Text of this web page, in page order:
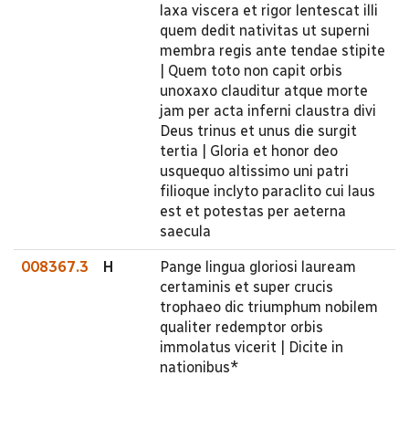
laxa viscera et rigor lentescat illi
quem dedit nativitas ut superni
membra regis ante tendae stipite
| Quem toto non capit orbis
unoxaxo clauditur atque morte
jam per acta inferni claustra divi
Deus trinus et unus die surgit
tertia | Gloria et honor deo
usquequo altissimo uni patri
filioque inclyto paraclito cui laus
est et potestas per aeterna
saecula
008367.3 H
Pange lingua gloriosi lauream
certaminis et super crucis
trophaeo dic triumphum nobilem
qualiter redemptor orbis
immolatus vicerit | Dicite in
nationibus*